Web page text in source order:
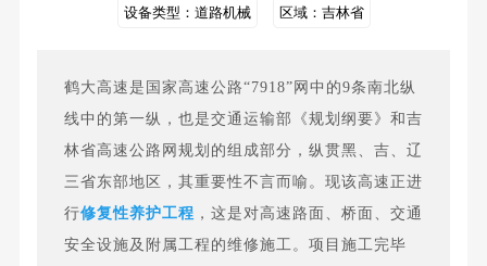
设备类型： 道路机械 区域： 吉林省
鹤大高速是 国家高速公路“7918”网中的9条南北纵
线中的第一纵，也是交通运输部《规划纲要》和 吉
林省高速公路 网规划的组成部分，纵贯黑、吉、辽
三省东部地区，其重要性不言而喻。现该高速正进
行修复性养护工程 ，这是对高速路面、桥面、交通
安全设施及附属工程的维修施工。项目施工完毕